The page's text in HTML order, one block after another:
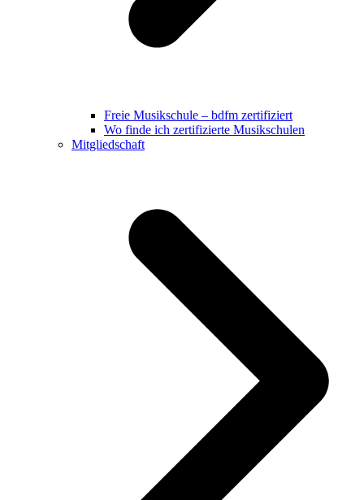
Freie Musikschule – bdfm zertifiziert
Wo finde ich zertifizierte Musikschulen
Mitgliedschaft